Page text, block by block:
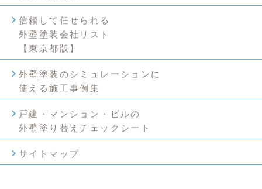
信頼して任せられる
外壁塗装会社リスト
【東京都版】
外壁塗装のシミュレーションに
使える施工事例集
戸建・マンション・ビルの
外壁塗り替えチェックシート
サイトマップ